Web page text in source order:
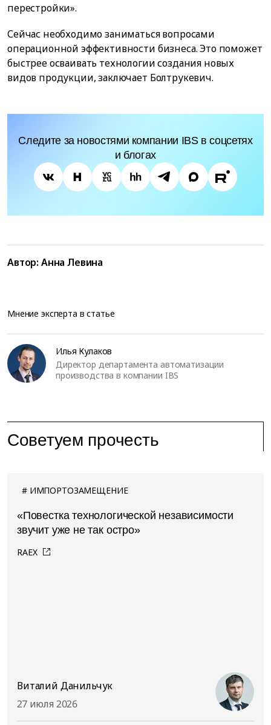
перестройки».
Сейчас необходимо заниматься вопросами
операционной эффективности бизнеса. Это поможет
быстрее осваивать технологии создания новых
видов продукции, заключает Болтрукевич.
Следите за новостями компании IBS в соцсетях
и блогах
Автор: Анна Левина
Мнение эксперта в статье
Илья Кулаков
Директор департамента автоматизации
производства в компании IBS
Советуем прочесть
ИМПОРТОЗАМЕЩЕНИЕ
«Повестка технологической независимости
звучит уже не так остро»
RAEX
Виталий Данильчук
27 июля 2026